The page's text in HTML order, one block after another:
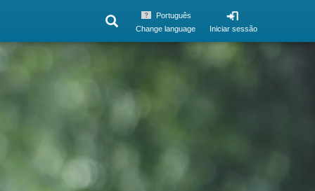
Iniciar sessão
Português
Change language